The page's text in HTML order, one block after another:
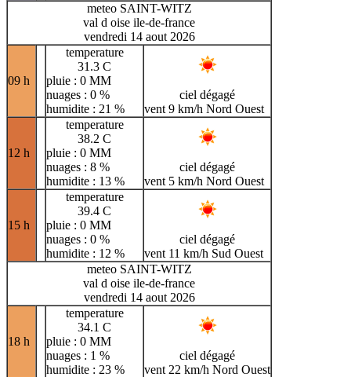
meteo SAINT-WITZ
val d oise ile-de-france
vendredi 14 aout 2026
09 h
temperature
31.3 C
pluie : 0 MM
nuages : 0 %
humidite : 21 %
ciel dégagé
vent 9 km/h Nord Ouest
12 h
temperature
38.2 C
pluie : 0 MM
nuages : 8 %
humidite : 13 %
ciel dégagé
vent 5 km/h Nord Ouest
15 h
temperature
39.4 C
pluie : 0 MM
nuages : 0 %
humidite : 12 %
ciel dégagé
vent 11 km/h Sud Ouest
meteo SAINT-WITZ
val d oise ile-de-france
vendredi 14 aout 2026
18 h
temperature
34.1 C
pluie : 0 MM
nuages : 1 %
humidite : 23 %
ciel dégagé
vent 22 km/h Nord Ouest